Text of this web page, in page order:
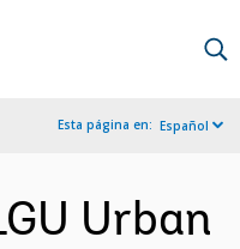
Esta página en: Español
Urban